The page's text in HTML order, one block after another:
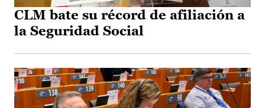
CLM bate su récord de afiliación a
la Seguridad Social